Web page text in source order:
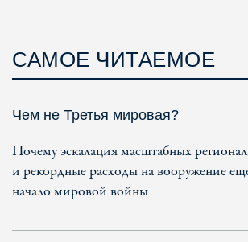
САМОЕ ЧИТАЕМОЕ
Чем не Третья мировая?
Почему эскалация масштабных
и рекордные расходы на вооружение
начало мировой войны